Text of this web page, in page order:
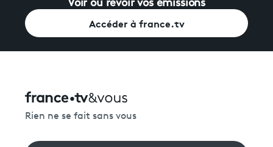
Voir ou revoir vos émissions
Accéder à france.tv
Rien ne se fait sans vous